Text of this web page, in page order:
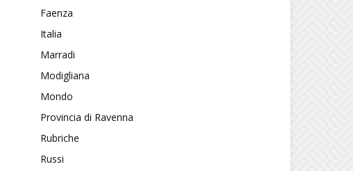
Faenza
Italia
Marradi
Modigliana
Mondo
Provincia di Ravenna
Rubriche
Russi